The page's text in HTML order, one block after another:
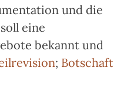
und die
eine
bekannt und
; Botschaft